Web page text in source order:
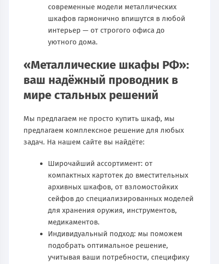
современные модели металлических
шкафов гармонично впишутся в любой
интерьер — от строгого офиса до
уютного дома.
«Металлические шкафы РФ»:
ваш надёжный проводник в
мире стальных решений
Мы предлагаем не просто купить шкаф, мы
предлагаем комплексное решение для любых
задач. На нашем сайте вы найдёте:
Широчайший ассортимент: от
компактных картотек до вместительных
архивных шкафов, от взломостойких
сейфов до специализированных моделей
для хранения оружия, инструментов,
медикаментов.
Индивидуальный подход: мы поможем
подобрать оптимальное решение,
учитывая ваши потребности, специфику